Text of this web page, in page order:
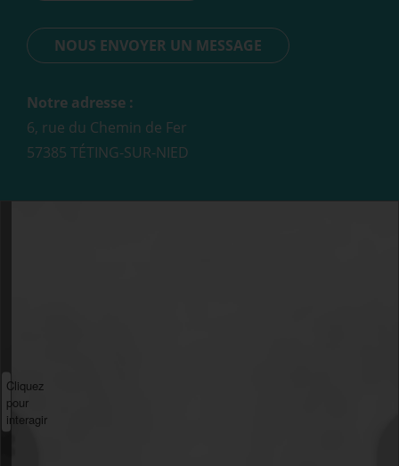
NOUS ENVOYER UN MESSAGE
Notre adresse :
6, rue du Chemin de Fer
57385 TÉTING-SUR-NIED
Cliquez
pour
interagir